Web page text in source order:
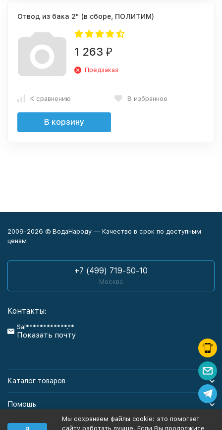
Отвод из бака 2" (в сборе, ПОЛИТИМ)
1 263 ₽
Предзаказ
К сравнению В избранное
В корзину
2009-2026 © ВодаНароду — Качество в срок по доступным
ценам
+7 (499) 719-50-10
Москва
Контакты:
Sal************.**
Показать почту
Каталог товаров
Помощь
Информация
Мы сохраняем файлы cookie: это помогает
сайту работать лучше. Если Вы продолжите